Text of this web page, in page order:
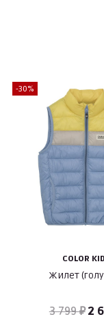
-30%
COLOR
Жилет
3 799 ₽ 2